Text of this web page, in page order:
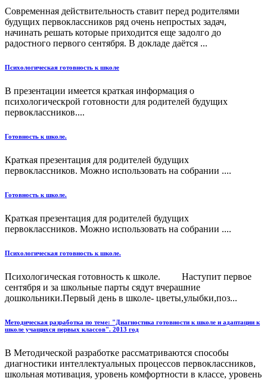
Современная действительность ставит перед родителями
будущих первоклассников ряд очень непростых задач,
начинать решать которые приходится еще задолго до
радостного первого сентября. В докладе даётся ...
Психологическая готовность к школе
В презентации имеется краткая информация о
психологическрой готовности для родителей будущих
первоклассников....
Готовность к школе.
Краткая презентация для родителей будущих
первоклассников. Можно использовать на собрании ....
Готовность к школе.
Краткая презентация для родителей будущих
первоклассников. Можно использовать на собрании ....
Психологическая готовность к школе.
Психологическая готовность к школе. Наступит первое
сентября и за школьные парты сядут вчерашние
дошкольники.Первый день в школе- цветы,улыбки,поз...
Методическая разработка по теме: "Диагностика готовности к школе и адаптации к
школе учащихся первых классов". 2013 год
В Методической разработке рассматриваются способы
диагностики интеллектуальных процессов первоклассников,
школьная мотивация, уровень комфортности в классе, уровень